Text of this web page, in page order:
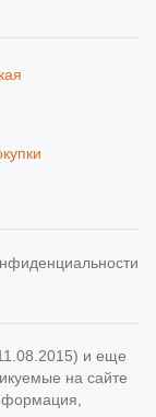
и еще
на сайте